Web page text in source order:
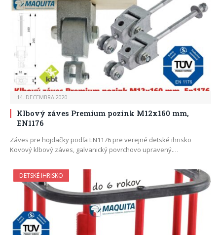
14. DECEMBRA 2020
Klbový záves Premium pozink M12x160 mm,
EN1176
Záves pre hojdačky podľa EN1176 pre verejné detské ihrisko
Kovový klbový záves, galvanický povrchovo upravený.…
DETSKÉ IHRISKO